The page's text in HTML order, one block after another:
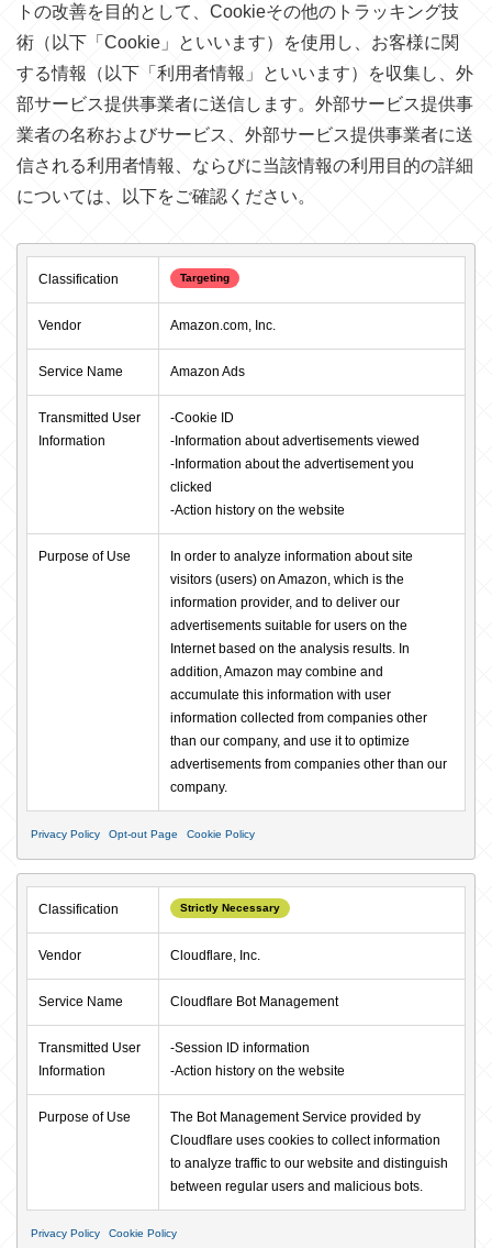
トの改善を目的として、Cookieその他のトラッキング技
術（以下「Cookie」といいます）を使用し、お客様に関
する情報（以下「利用者情報」といいます）を収集し、外
部サービス提供事業者に送信します。外部サービス提供事
業者の名称およびサービス、外部サービス提供事業者に送
信される利用者情報、ならびに当該情報の利用目的の詳細
については、以下をご確認ください。
Classification Targeting
Vendor Amazon.com, Inc.
Service Name Amazon Ads
Transmitted User
Information
-Cookie ID
-Information about advertisements viewed
-Information about the advertisement you
clicked
-Action history on the website
Purpose of Use
In order to analyze information about site
visitors (users) on Amazon, which is the
information provider, and to deliver our
advertisements suitable for users on the
Internet based on the analysis results. In
addition, Amazon may combine and
accumulate this information with user
information collected from companies other
than our company, and use it to optimize
advertisements from companies other than our
company.
Privacy Policy Opt-out Page Cookie Policy
Classification Strictly Necessary
Vendor Cloudflare, Inc.
Service Name Cloudflare Bot Management
Transmitted User
Information
-Session ID information
-Action history on the website
Purpose of Use
The Bot Management Service provided by
Cloudflare uses cookies to collect information
to analyze traffic to our website and distinguish
between regular users and malicious bots.
Privacy Policy Cookie Policy